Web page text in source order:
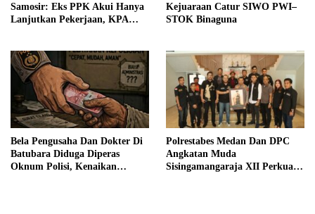
Samosir: Eks PPK Akui Hanya
Lanjutkan Pekerjaan, KPA
Kejuaraan Catur SIWO PWI–
STOK Binaguna
Bela Pengusaha Dan Dokter Di
Batubara Diduga Diperas
Oknum Polisi, Kenaikan
Polrestabes Medan Dan DPC
Angkatan Muda
Sisingamangaraja XII Perkuat